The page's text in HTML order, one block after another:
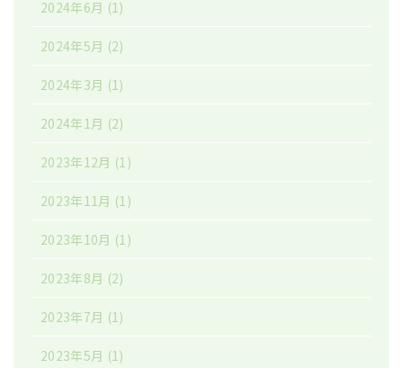
2024年6月 (1)
2024年5月 (2)
2024年3月 (1)
2024年1月 (2)
2023年12月 (1)
2023年11月 (1)
2023年10月 (1)
2023年8月 (2)
2023年7月 (1)
2023年5月 (1)